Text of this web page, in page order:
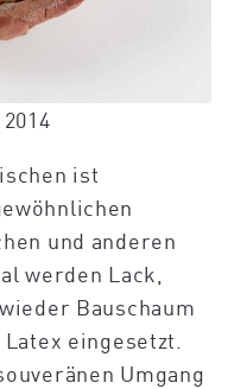
, 2014
ist
und anderen
werden Lack,
Bauschaum
eingesetzt.
Umgang